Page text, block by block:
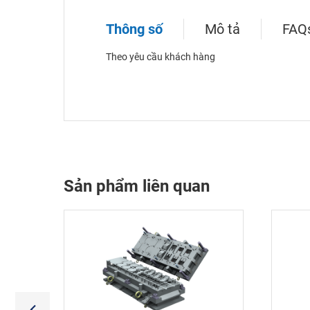
Thông số Mô tả
Theo yêu cầu khách hàng
Sản phẩm liên quan